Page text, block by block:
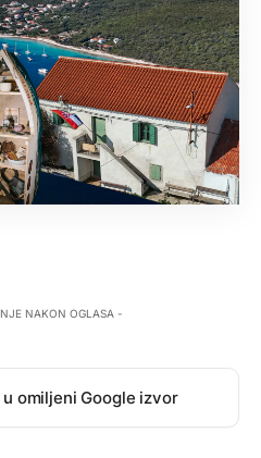
NAKON OGLASA -
omiljeni Google izvor